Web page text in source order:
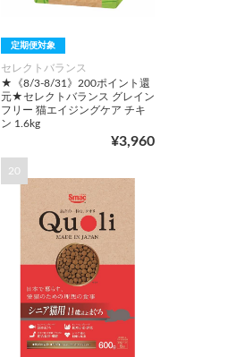
定期便対象
セレクトバランス
★《8/3-8/31》200ポイント還
元★セレクトバランス グレイン
フリー 猫エイジングケア チキ
ン 1.6kg
¥3,960
20